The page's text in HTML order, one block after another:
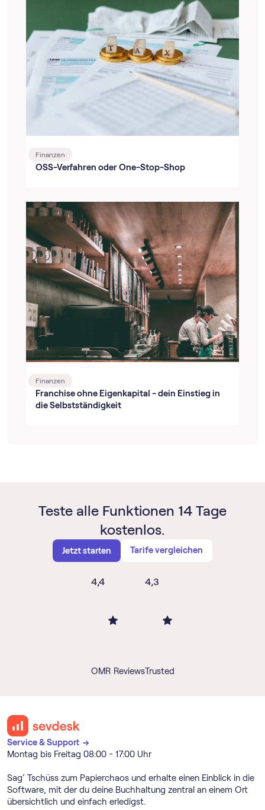
Finanzen
OSS-Verfahren oder One-Stop-Shop
Finanzen
Franchise ohne Eigenkapital - dein Einstieg in
die Selbstständigkeit
Teste alle Funktionen 14 Tage
kostenlos.
Jetzt starten Tarife vergleichen
4,4
OMR Reviews
4,3
Trusted
Service & Support →
Montag bis Freitag 08:00 - 17:00 Uhr
Sag’ Tschüss zum Papierchaos und erhalte einen Einblick in die
Software, mit der du deine Buchhaltung zentral an einem Ort
übersichtlich und einfach erledigst.